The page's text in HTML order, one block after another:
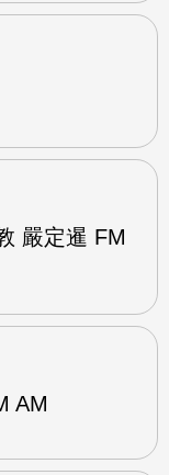
嚴定暹 FM
AM